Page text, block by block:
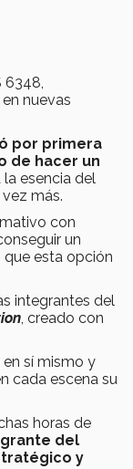
6348,
nuevas
por primera
de hacer un
esencia del
más.
con
un
esta opción
integrantes del
, creado con
en sí mismo y
cada escena su
horas de
del
y